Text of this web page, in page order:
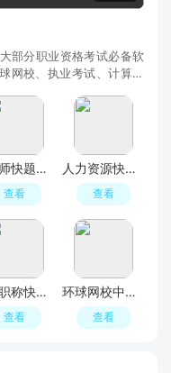
部分职业资格考试必备软
网校、执业考试、计算机
建造师快题库手机客户端
查看
人力资源快题库官方最新版
查看
卫生职称快题库app手机版客户端
查看
环球网校中级会计快题库刷题app安卓版
查看